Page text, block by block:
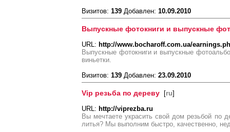
Визитов: 139 Добавлен: 10.09.2010
Выпускные фотокниги и выпускные
URL: http://www.bocharoff.com.ua/
Выпускные фотокниги и выпускные
виньетки.
Визитов: 139 Добавлен: 23.09.2010
Vip резьба по дереву [ru]
URL: http://viprezba.ru
Вы мечтаете украсить свой дом резьбой
литья? Мы выполним быстро, качественно,